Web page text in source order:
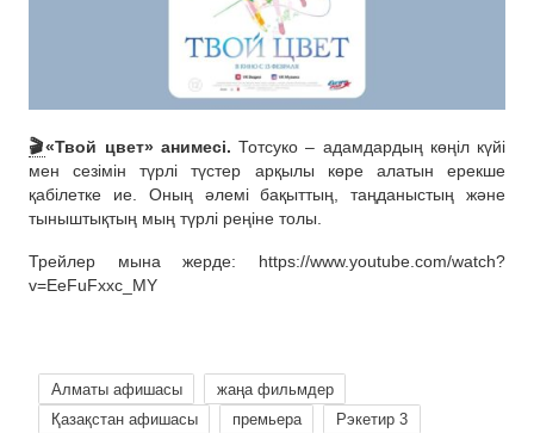
🎬«Твой цвет» анимесі. Тотсуко – адамдардың көңіл күйі
мен сезімін түрлі түстер арқылы көре алатын ерекше
қабілетке ие. Оның әлемі бақыттың, таңданыстың және
тыныштықтың мың түрлі реңіне толы.
Трейлер мына жерде: https://www.youtube.com/watch?
v=EeFuFxxc_MY
Алматы афишасы
жаңа фильмдер
Қазақстан афишасы
премьера Рэкетир 3